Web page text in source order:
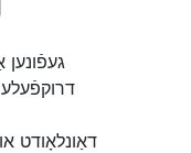
דאַונלאָודט